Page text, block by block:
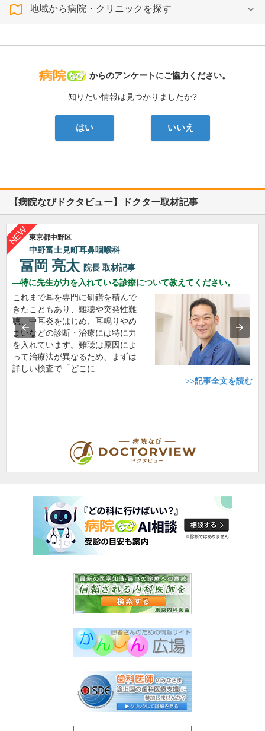
地域から病院・クリニックを探す
病院なび
からのアンケートにご協力ください。
知りたい情報は見つかりましたか?
はい いいえ
【病院なびドクタビュー】ドクター取材記事
東京都中野区
中野富士見町耳鼻咽喉科
冨岡 亮太 院長 取材記事
特に先生が力を入れている診療について教えてください。
これまで耳を専門に研鑽を積んで
きたこともあり、難聴や突発性難
聴、中耳炎をはじめ、耳鳴りやめ
まいなどの診断・治療には特に力
を入れています。難聴は原因によ
って治療法が異なるため、まずは
詳しい検査で「どこに…
>>記事全文を読む